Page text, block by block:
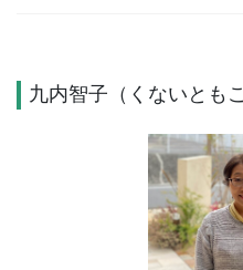
九内智子（くないともこ